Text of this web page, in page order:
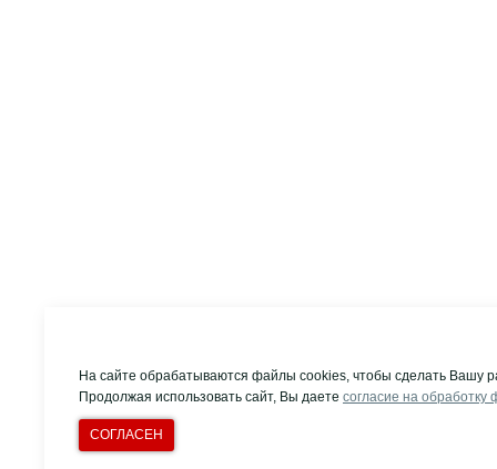
На сайте обрабатываются файлы cookies, чтобы сделать Вашу
Продолжая использовать сайт, Вы даете согласие на обработку
СОГЛАСЕН